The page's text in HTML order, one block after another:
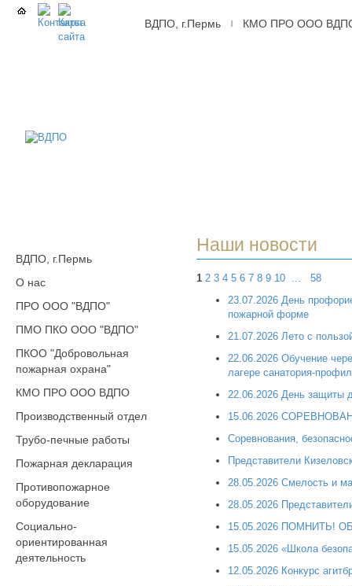
ВДПО, г.Пермь КМО ПРО ООО
ВДПО, г.Пермь
О нас
ПРО ООО "ВДПО"
ПМО ПКО ООО "ВДПО"
ПКОО "Добровольная
пожарная охрана"
КМО ПРО ООО ВДПО
Производственный отдел
Трубо-печные работы
Пожарная декларация
Противопожарное
оборудование
Социально-
ориентированная
деятельность
Наши новости
1 2 3 4 5 6 7 8 9 10 ...
58
23.07.2026 День
пожарной форме
21.07.2026 Лето с
22.06.2026 Обучение
лагере санатория-
22.06.2026 День защиты
15.06.2026
Соревнования,
Представители
28.05.2026 Смелость и
28.05.2026
15.05.2026 ПОМНИТЬ!
15.05.2026 «Школа
12.05.2026 Конкурс